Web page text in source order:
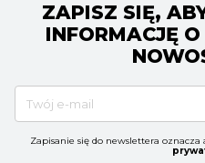
ZAPISZ SIĘ,
INFORMACJĘ
Zapisanie się do newslettera oznacza